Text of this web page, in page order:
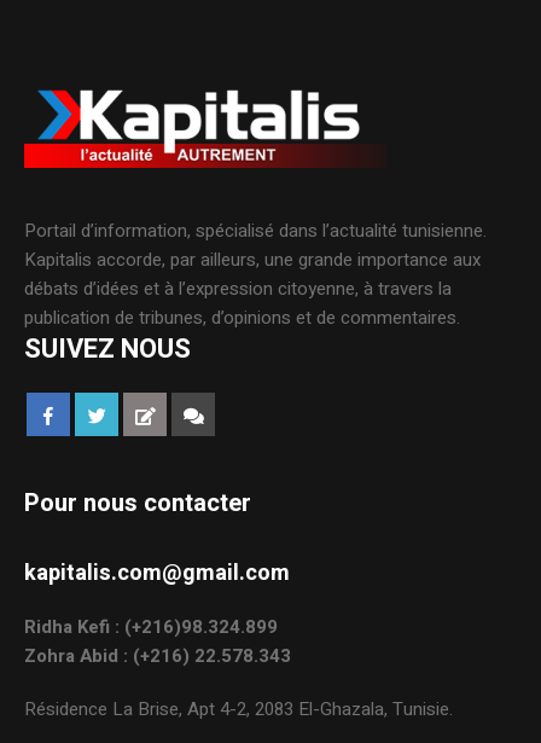
Portail d’information, spécialisé dans l’actualité tunisienne.
Kapitalis accorde, par ailleurs, une grande importance aux
débats d’idées et à l’expression citoyenne, à travers la
publication de tribunes, d’opinions et de commentaires.
SUIVEZ NOUS
Pour nous contacter
kapitalis.com@gmail.com
Ridha Kefi : (+216)98.324.899
Zohra Abid : (+216) 22.578.343
Résidence La Brise, Apt 4-2, 2083 El-Ghazala, Tunisie.